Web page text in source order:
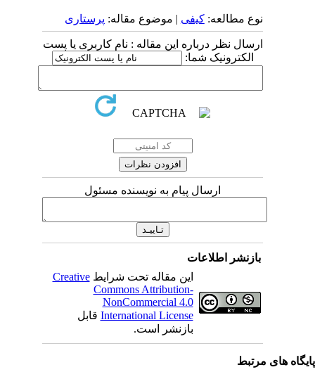
نوع مطالعه:کیفی| موضوع مقاله:پرستاری
ارسال نظر درباره این مقاله : نام کاربری یا پست
الکترونیک شما:
ارسال پیام به نویسنده مسئول
بازنشر اطلاعات
این مقاله تحت شرایطCreative
Commons Attribution-
NonCommercial 4.0
International Licenseقابل
بازنشر است.
های مرتبط